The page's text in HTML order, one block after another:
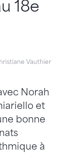
18e
Vauthier
Norah
et
bonne
à